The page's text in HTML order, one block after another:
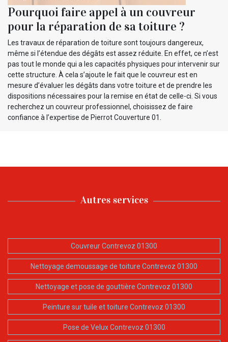
Pourquoi faire appel à un couvreur
pour la réparation de sa toiture ?
Les travaux de réparation de toiture sont toujours dangereux,
même si l’étendue des dégâts est assez réduite. En effet, ce n’est
pas tout le monde qui a les capacités physiques pour intervenir sur
cette structure. À cela s’ajoute le fait que le couvreur est en
mesure d’évaluer les dégâts dans votre toiture et de prendre les
dispositions nécessaires pour la remise en état de celle-ci. Si vous
recherchez un couvreur professionnel, choisissez de faire
confiance à l’expertise de Pierrot Couverture 01.
Autres services
Couvreur Contrevoz 01300
Nettoyage demoussage de toiture Contrevoz 01300
Nettoyage et pose de gouttière Contrevoz 01300
Peinture sur tuile et toiture Contrevoz 01300
Pose de Velux Contrevoz 01300